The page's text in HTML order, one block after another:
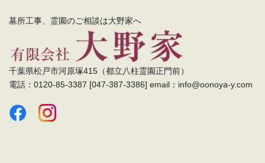
墓所工事、霊園のご相談は大野家へ
千葉県松戸市河原塚415（都立八柱霊園正門前）
電話：0120-85-3387 [047-387-3386] email：info@oonoya-y.com